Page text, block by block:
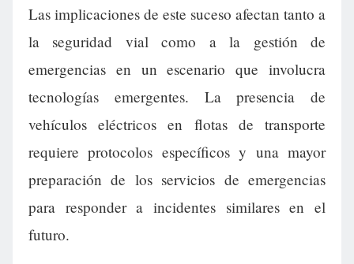
Las implicaciones de este suceso afectan tanto a
la seguridad vial como a la gestión de
emergencias en un escenario que involucra
tecnologías emergentes. La presencia de
vehículos eléctricos en flotas de transporte
requiere protocolos específicos y una mayor
preparación de los servicios de emergencias
para responder a incidentes similares en el
futuro.